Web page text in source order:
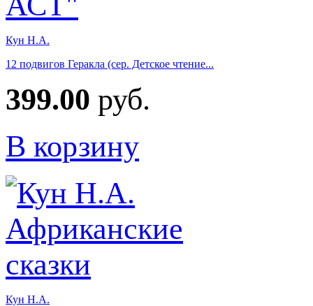
Кун Н.А.
12 подвигов Геракла (сер. Детское чтение...
399.00 руб.
В корзину
Кун Н.А.